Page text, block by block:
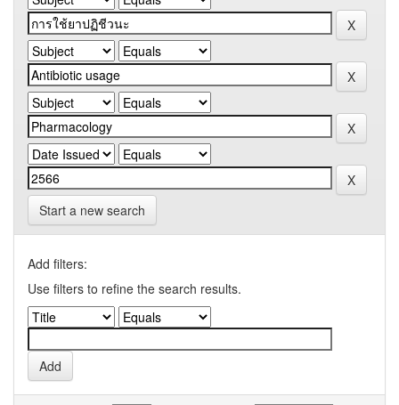
Start a new search
Add filters:
Use filters to refine the search results.